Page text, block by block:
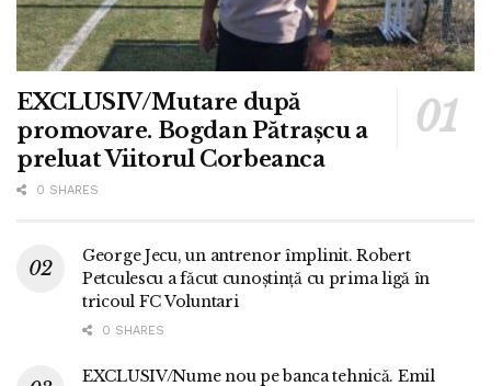
EXCLUSIV/Mutare după
promovare. Bogdan Pătrașcu a
preluat Viitorul Corbeanca
0 SHARES
George Jecu, un antrenor împlinit. Robert
Petculescu a făcut cunoștință cu prima ligă în
tricoul FC Voluntari
0 SHARES
EXCLUSIV/Nume nou pe banca tehnică. Emil